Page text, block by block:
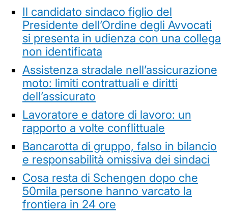
Il candidato sindaco figlio del
Presidente dell’Ordine degli Avvocati
si presenta in udienza con una collega
non identificata
Assistenza stradale nell’assicurazione
moto: limiti contrattuali e diritti
dell’assicurato
Lavoratore e datore di lavoro: un
rapporto a volte conflittuale
Bancarotta di gruppo, falso in bilancio
e responsabilità omissiva dei sindaci
Cosa resta di Schengen dopo che
50mila persone hanno varcato la
frontiera in 24 ore